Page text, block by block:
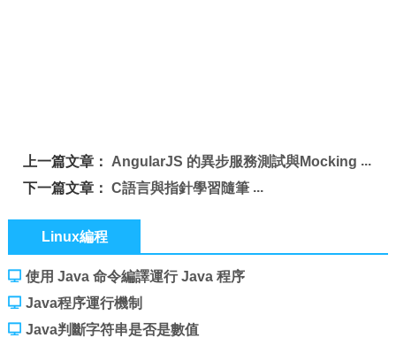
上一篇文章： AngularJS 的異步服務測試與Mocking
下一篇文章：C語言與指針學習隨筆
Linux編程
使用 Java 命令編譯運行 Java 程序
Java程序運行機制
Java判斷字符串是否是數值